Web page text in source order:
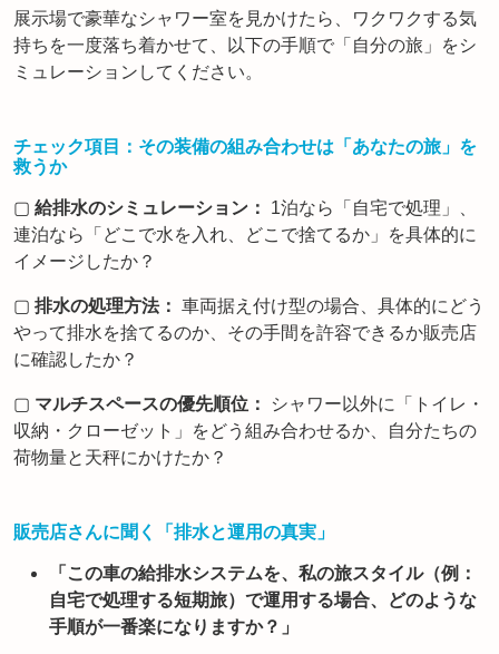
展示場で豪華なシャワー室を見かけたら、ワクワクする気
持ちを一度落ち着かせて、以下の手順で「自分の旅」をシ
ミュレーションしてください。
チェック項目：その装備の組み合わせは「あなたの旅」を
救うか
▢ 給排水のシミュレーション：
1泊なら「自宅で処理」、
連泊なら「どこで水を入れ、どこで捨てるか」を具体的に
イメージしたか？
▢ 排水の処理方法： 車両据え付け型の場合、具体的にどう
やって排水を捨てるのか、その手間を許容できるか販売店
に確認したか？
▢ マルチスペースの優先順位：
シャワー以外に「トイレ・
収納・クローゼット」をどう組み合わせるか、自分たちの
荷物量と天秤にかけたか？
販売店さんに聞く「排水と運用の真実」
「この車の給排水システムを、私の旅スタイル（例：
自宅で処理する短期旅）で運用する場合、どのような
手順が一番楽になりますか？」